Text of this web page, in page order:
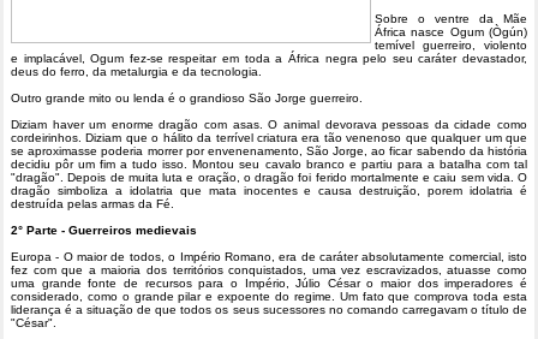
Sobre o ventre da Mãe
África nasce Ogum (Ògún)
temível guerreiro, violento
e implacável, Ogum fez-se respeitar em toda a África negra pelo seu caráter devastador,
deus do ferro, da metalurgia e da tecnologia.
Outro grande mito ou lenda é o grandioso São Jorge guerreiro.
Diziam haver um enorme dragão com asas. O animal devorava pessoas da cidade como
cordeirinhos. Diziam que o hálito da terrível criatura era tão venenoso que qualquer um que
se aproximasse poderia morrer por envenenamento, São Jorge, ao ficar sabendo da história
decidiu pôr um fim a tudo isso. Montou seu cavalo branco e partiu para a batalha com tal
"dragão". Depois de muita luta e oração, o dragão foi ferido mortalmente e caiu sem vida. O
dragão simboliza a idolatria que mata inocentes e causa destruição, porem idolatria é
destruída pelas armas da Fé.
2° Parte - Guerreiros medievais
Europa - O maior de todos, o Império Romano, era de caráter absolutamente comercial, isto
fez com que a maioria dos territórios conquistados, uma vez escravizados, atuasse como
uma grande fonte de recursos para o Império, Júlio César o maior dos imperadores é
considerado, como o grande pilar e expoente do regime. Um fato que comprova toda esta
liderança é a situação de que todos os seus sucessores no comando carregavam o título de
"César".